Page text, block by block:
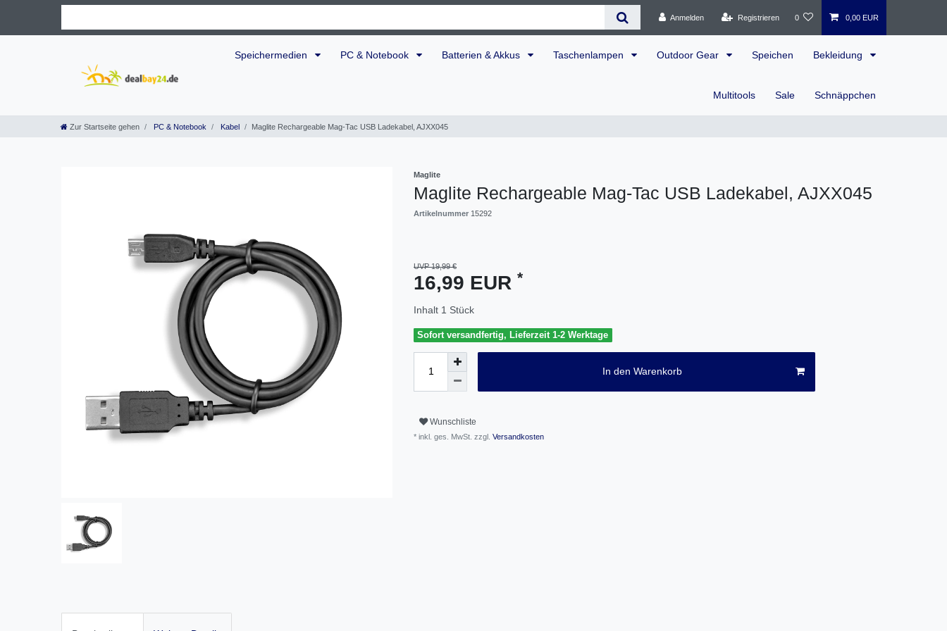
Anmelden Registrieren 0 0,00 EUR
Speichermedien PC & Notebook Batterien & Akkus Taschenlampen Outdoor Gear Speichen Bekleidung
Multitools Sale Schnäppchen
Zur Startseite gehen PC & Notebook Kabel Maglite Rechargeable Mag-Tac USB Ladekabel, AJXX045
Maglite
Maglite Rechargeable Mag-Tac USB Ladekabel, AJXX045
Artikelnummer 15292
UVP 19,99 €
16,99 EUR *
Inhalt 1 Stück
Sofort versandfertig, Lieferzeit 1-2 Werktage
In den Warenkorb
Wunschliste
* inkl. ges. MwSt. zzgl. Versandkosten